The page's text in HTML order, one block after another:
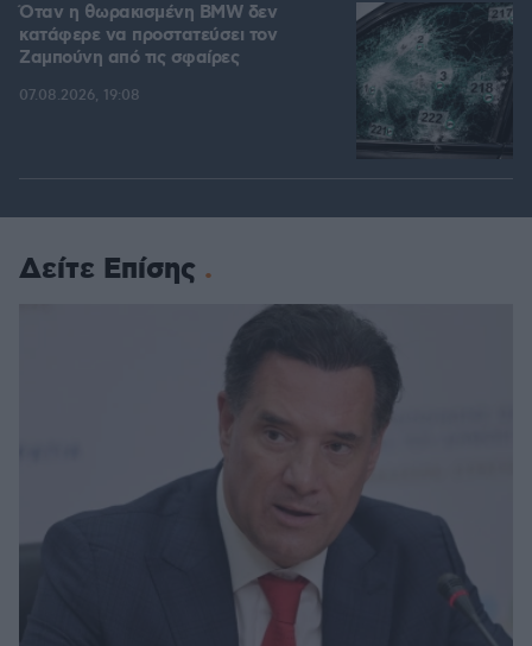
Όταν η θωρακισμένη BMW δεν
κατάφερε να προστατεύσει τον
Ζαμπούνη από τις σφαίρες
07.08.2026, 19:08
Δείτε Επίσης